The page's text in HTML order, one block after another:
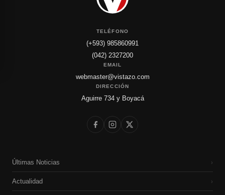
TELÉFONO
(+593) 985860991
(042) 2327200
EMAIL
webmaster@vistazo.com
DIRECCIÓN
Aguirre 734 y Boyacá
Últimas Noticias ›
Actualidad ›